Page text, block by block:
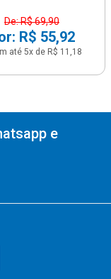
De: R$ 69,90
R$ 55,92
até 5x de R$ 11,18
e